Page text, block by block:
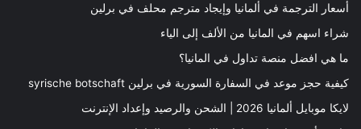
أسعار الترجمة في ألمانيا وإيجاد مترجم محلف في برلين
شراء اسهم في المانيا من الألف إلى الياء
ما هي افضل منصة تداول في المانيا؟
كيفية حجز موعد في السفارة السورية في برلين syrische botschaft
لايكا موبايل ألمانيا 2026 | الشحن والرصيد وإعداد الإنترنت